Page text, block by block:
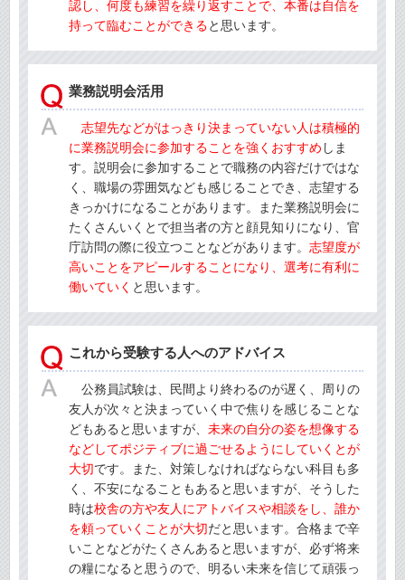
認し、何度も練習を繰り返すことで、本番は自信を
持って臨むことができると思います。
業務説明会活用
志望先などがはっきり決まっていない人は積極的
に業務説明会に参加することを強くおすすめ しま
す。説明会に参加することで職務の内容だけではな
く、職場の雰囲気なども感じることでき、志望する
きっかけになることがあります。また業務説明会に
たくさんいくとで担当者の方と顔見知りになり、官
庁訪問の際に役立つことなどがあります。 志望度が
高いことをアピールすることになり、選考に有利に
働いていく と思います。
これから受験する人へのアドバイス
公務員試験は、民間より終わるのが遅く、周りの
友人が次々と決まっていく中で焦りを感じることな
どもあると思いますが、 未来の自分の姿を想像する
などしてポジティブに過ごせるようにしていくとが
大切です。また、対策しなければならない科目も多
く、不安になることもあると思いますが、そうした
時は校舎の方や友人にアトバイスや相談をし、誰か
を頼っていくことが大切だと思います。合格まで辛
いことなどがたくさんあると思いますが、必ず将来
の糧になると思うので、明るい未来を信じて頑張っ